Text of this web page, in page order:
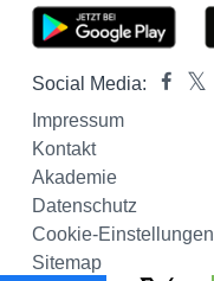
Social Media:
Impressum
Kontakt
Akademie
Datenschutz
Cookie-Einstellungen
Sitemap